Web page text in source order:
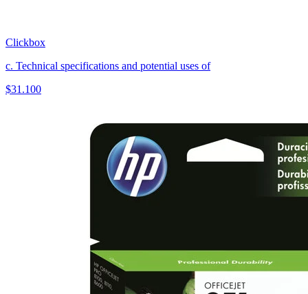
Clickbox
c. Technical specifications and potential uses of
$31.100